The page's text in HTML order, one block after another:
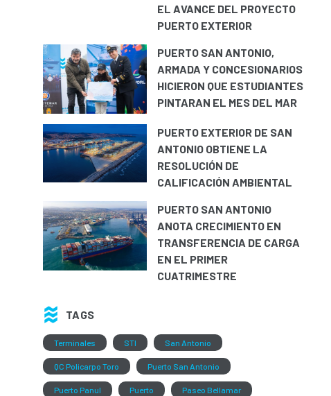
EL AVANCE DEL PROYECTO
PUERTO EXTERIOR
PUERTO SAN ANTONIO,
ARMADA Y CONCESIONARIOS
HICIERON QUE ESTUDIANTES
PINTARAN EL MES DEL MAR
PUERTO EXTERIOR DE SAN
ANTONIO OBTIENE LA
RESOLUCIÓN DE
CALIFICACIÓN AMBIENTAL
PUERTO SAN ANTONIO
ANOTA CRECIMIENTO EN
TRANSFERENCIA DE CARGA
EN EL PRIMER
CUATRIMESTRE
TAGS
Terminales STI San Antonio
QC Policarpo Toro Puerto San Antonio
Puerto Panul Puerto Paseo Bellamar